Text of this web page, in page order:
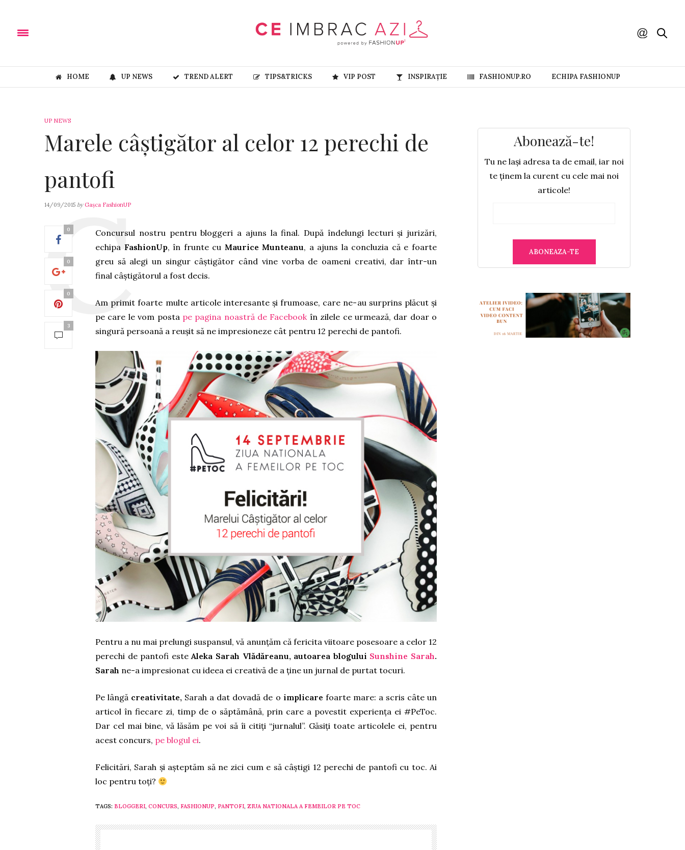
HOME UP NEWS TREND ALERT TIPS&TRICKS VIP POST INSPIRAȚIE FASHIONUP.RO ECHIPA FASHIONUP
UP NEWS
Marele câștigător al celor 12 perechi de
pantofi
14/09/2015 by Gașca FashionUP
0
0
0
3
Concursul nostru pentru bloggeri a ajuns la final. După îndelungi lecturi și jurizări,
echipa FashionUp, în frunte cu Maurice Munteanu, a ajuns la concluzia că e foarte
greu să alegi un singur câștigător când vine vorba de oameni creativi, dar într-un
final câștigătorul a fost decis.
Am primit foarte multe articole interesante și frumoase, care ne-au surprins plăcut și
pe care le vom posta pe pagina noastră de Facebookîn zilele ce urmează, dar doar o
singură persoană a reușit să ne impresioneze cât pentru 12 perechi de pantofi.
Pentru a nu mai prelungi suspansul, vă anunțăm că fericita viitoare posesoare a celor 12
perechi de pantofi esteAleka Sarah Vlădăreanu, autoarea blogului Sunshine Sarah.
Sarah ne-a impresionat cu ideea ei creativă de a ține un jurnal de purtat tocuri.
Pe lângă creativitate, Sarah a dat dovadă de o implicare foarte mare: a scris câte un
articol în fiecare zi, timp de o săptămână, prin care a povestit experiența ei #PeToc.
Dar cel mai bine, vă lăsăm pe voi să îi citiți “jurnalul”. Găsiți toate articolele ei, pentru
acest concurs, pe blogul ei.
Felicitări, Sarah și așteptăm să ne zici cum e să câștigi 12 perechi de pantofi cu toc. Ai
loc pentru toți?
TAGS: BLOGGERI, CONCURS, FASHIONUP, PANTOFI, ZIUA NATIONALA A FEMEILOR PE TOC
Abonează-te!
Tu ne lași adresa ta de email, iar noi
te ținem la curent cu cele mai noi
articole!